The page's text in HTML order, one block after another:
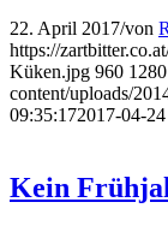
22. April 2017/von
https://
Küken.jpg 960 1280
content/uploads/
09:35:172017-04-
Kein